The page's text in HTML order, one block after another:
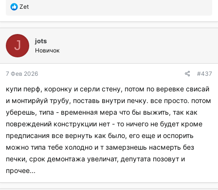
П
б
а
г
о
а
и
л
и
Zet
J jots
Новичок
7 Фев 2026 #437
купи перф, коронку и серли стену, потом по веревке свисай
и монтирйуй трубу, поставь внутри печку. все просто. потом
уберешь, типа - временная мера что бы выжить, так как
повреждений конструкции нет - то ничего не будет кроме
предписания все вернуть как было, его еще и оспорить
можно типа тебе холодно и т замерзнешь насмерть без
печки, срок демонтажа увеличат, депутата позовут и
прочее...